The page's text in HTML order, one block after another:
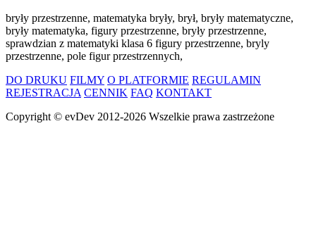
bryły przestrzenne, matematyka bryły, brył, bryły matematyczne,
bryły matematyka, figury przestrzenne, bryły przestrzenne,
sprawdzian z matematyki klasa 6 figury przestrzenne, bryly
przestrzenne, pole figur przestrzennych,
DO DRUKU FILMY O PLATFORMIE REGULAMIN
REJESTRACJA CENNIK FAQ KONTAKT
Copyright © evDev 2012-2026 Wszelkie prawa zastrzeżone